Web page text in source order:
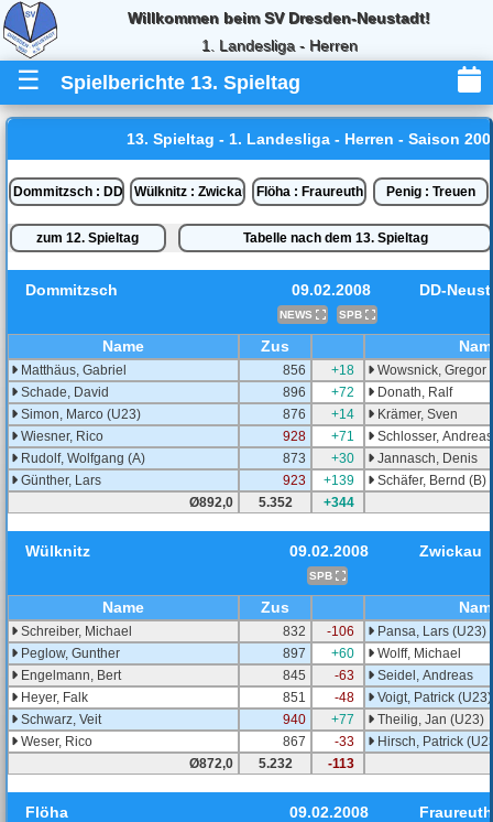
Willkommen beim SV Dresden-Neustadt!
1. Landesliga - Herren
☰ Spielberichte 13. Spieltag
13. Spieltag - 1. Landesliga - Herren - Saison
Dommitzsch : DD-NeustadtWülknitz : Zwickau Flöha : Fraureuth Penig : Treuen
zum 12. Spieltag Tabelle nach dem 13. Spieltag
Dommitzsch 09.02.2008
NEWS SPB
DD-
Name Zus
Matthäus, Gabriel 856 +18
Wowsnick, Gregor
Schade, David
896 +72
Donath, Ralf
Simon, Marco (U23)
876 +14
Krämer, Sven
Wiesner, Rico
928 +71
Schlosser, Andreas
Rudolf, Wolfgang (A)
873 +30
Jannasch, Denis
Günther, Lars
923 +139
Schäfer, Bernd (B)
Ø892,0
5.352 +344
Wülknitz 09.02.2008
SPB
Zwickau
Name Zus
Schreiber, Michael 832 -106
Pansa, Lars (U23)
Peglow, Gunther
897 +60
Wolff, Michael
Engelmann, Bert
845 -63
Seidel, Andreas
Heyer, Falk
851 -48
Voigt, Patrick (U23)
Schwarz, Veit
940 +77
Theilig, Jan (U23)
Weser, Rico
867 -33
Hirsch, Patrick
Ø872,0
5.232 -113
Flöha 09.02.2008 Fraureuth